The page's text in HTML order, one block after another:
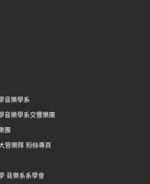
音樂學系
音樂學系交響樂團
團
管樂隊 粉絲專頁
音樂系系學會